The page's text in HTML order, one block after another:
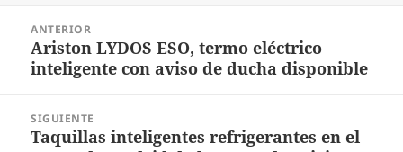
entradas
ANTERIOR
Entrada
anterior:
Ariston LYDOS ESO, termo eléctrico
inteligente con aviso de ducha disponible
SIGUIENTE
Entrada
Taquillas inteligentes refrigerantes en el